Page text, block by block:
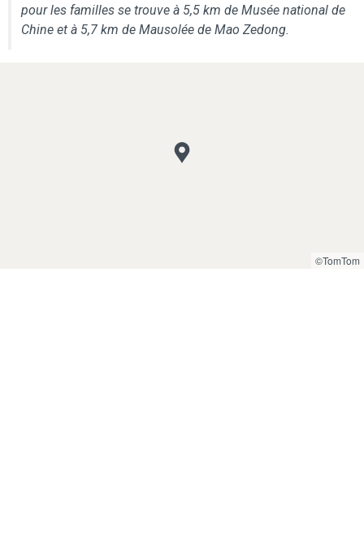
pour les familles se trouve à 5,5 km de Musée national de
Chine et à 5,7 km de Mausolée de Mao Zedong.
©TomTom